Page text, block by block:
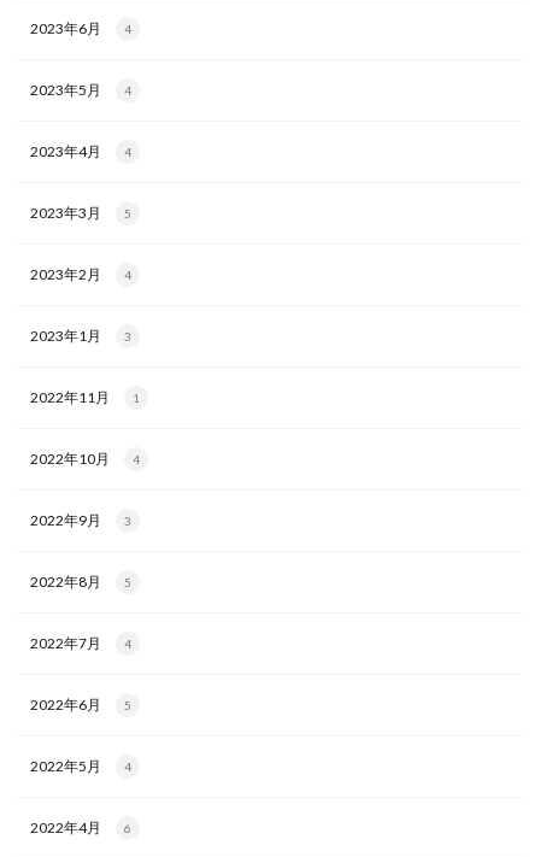
2023年6月 4
2023年5月 4
2023年4月 4
2023年3月 5
2023年2月 4
2023年1月 3
2022年11月 1
2022年10月 4
2022年9月 3
2022年8月 5
2022年7月 4
2022年6月 5
2022年5月 4
2022年4月 6